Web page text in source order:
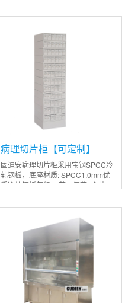
加底座一只，每节六个大抽，中间有
病理切片柜【可定制】
固迪安病理切片柜采用宝钢SPCC冷
轧钢板，底座材质: SPCC1.0mm优
质冷轧钢板每组12节，每节6个抽
万以上表面处理脱脂除油、表调、锌